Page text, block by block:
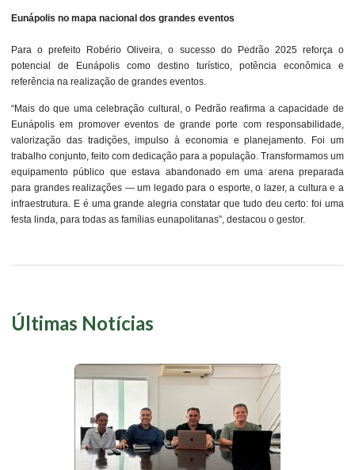
Eunápolis no mapa nacional dos grandes eventos
Para o prefeito Robério Oliveira, o sucesso do Pedrão 2025 reforça o
potencial de Eunápolis como destino turístico, potência econômica e
referência na realização de grandes eventos.
“Mais do que uma celebração cultural, o Pedrão reafirma a capacidade de
Eunápolis em promover eventos de grande porte com responsabilidade,
valorização das tradições, impulso à economia e planejamento. Foi um
trabalho conjunto, feito com dedicação para a população. Transformamos um
equipamento público que estava abandonado em uma arena preparada
para grandes realizações — um legado para o esporte, o lazer, a cultura e a
infraestrutura. E é uma grande alegria constatar que tudo deu certo: foi uma
festa linda, para todas as famílias eunapolitanas”, destacou o gestor.
Últimas Notícias